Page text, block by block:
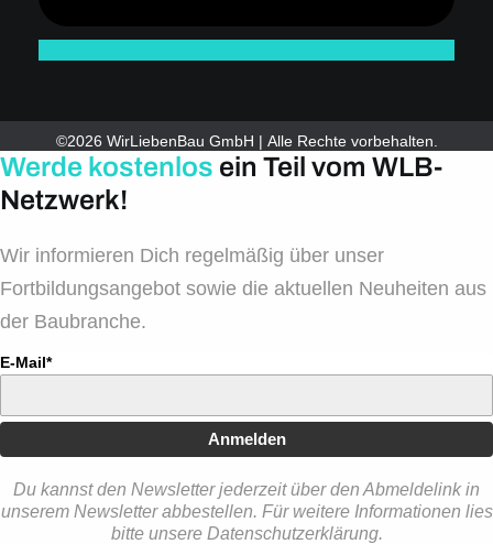
©2026 WirLiebenBau GmbH | Alle Rechte vorbehalten.
Werde kostenlos ein Teil vom WLB-
Netzwerk!
Wir informieren Dich regelmäßig über unser
Fortbildungsangebot sowie die aktuellen Neuheiten aus
der Baubranche.
E-Mail*
Anmelden
Du kannst den Newsletter jederzeit über den Abmeldelink in
unserem Newsletter abbestellen. Für weitere Informationen lies
bitte unsere Datenschutzerklärung.